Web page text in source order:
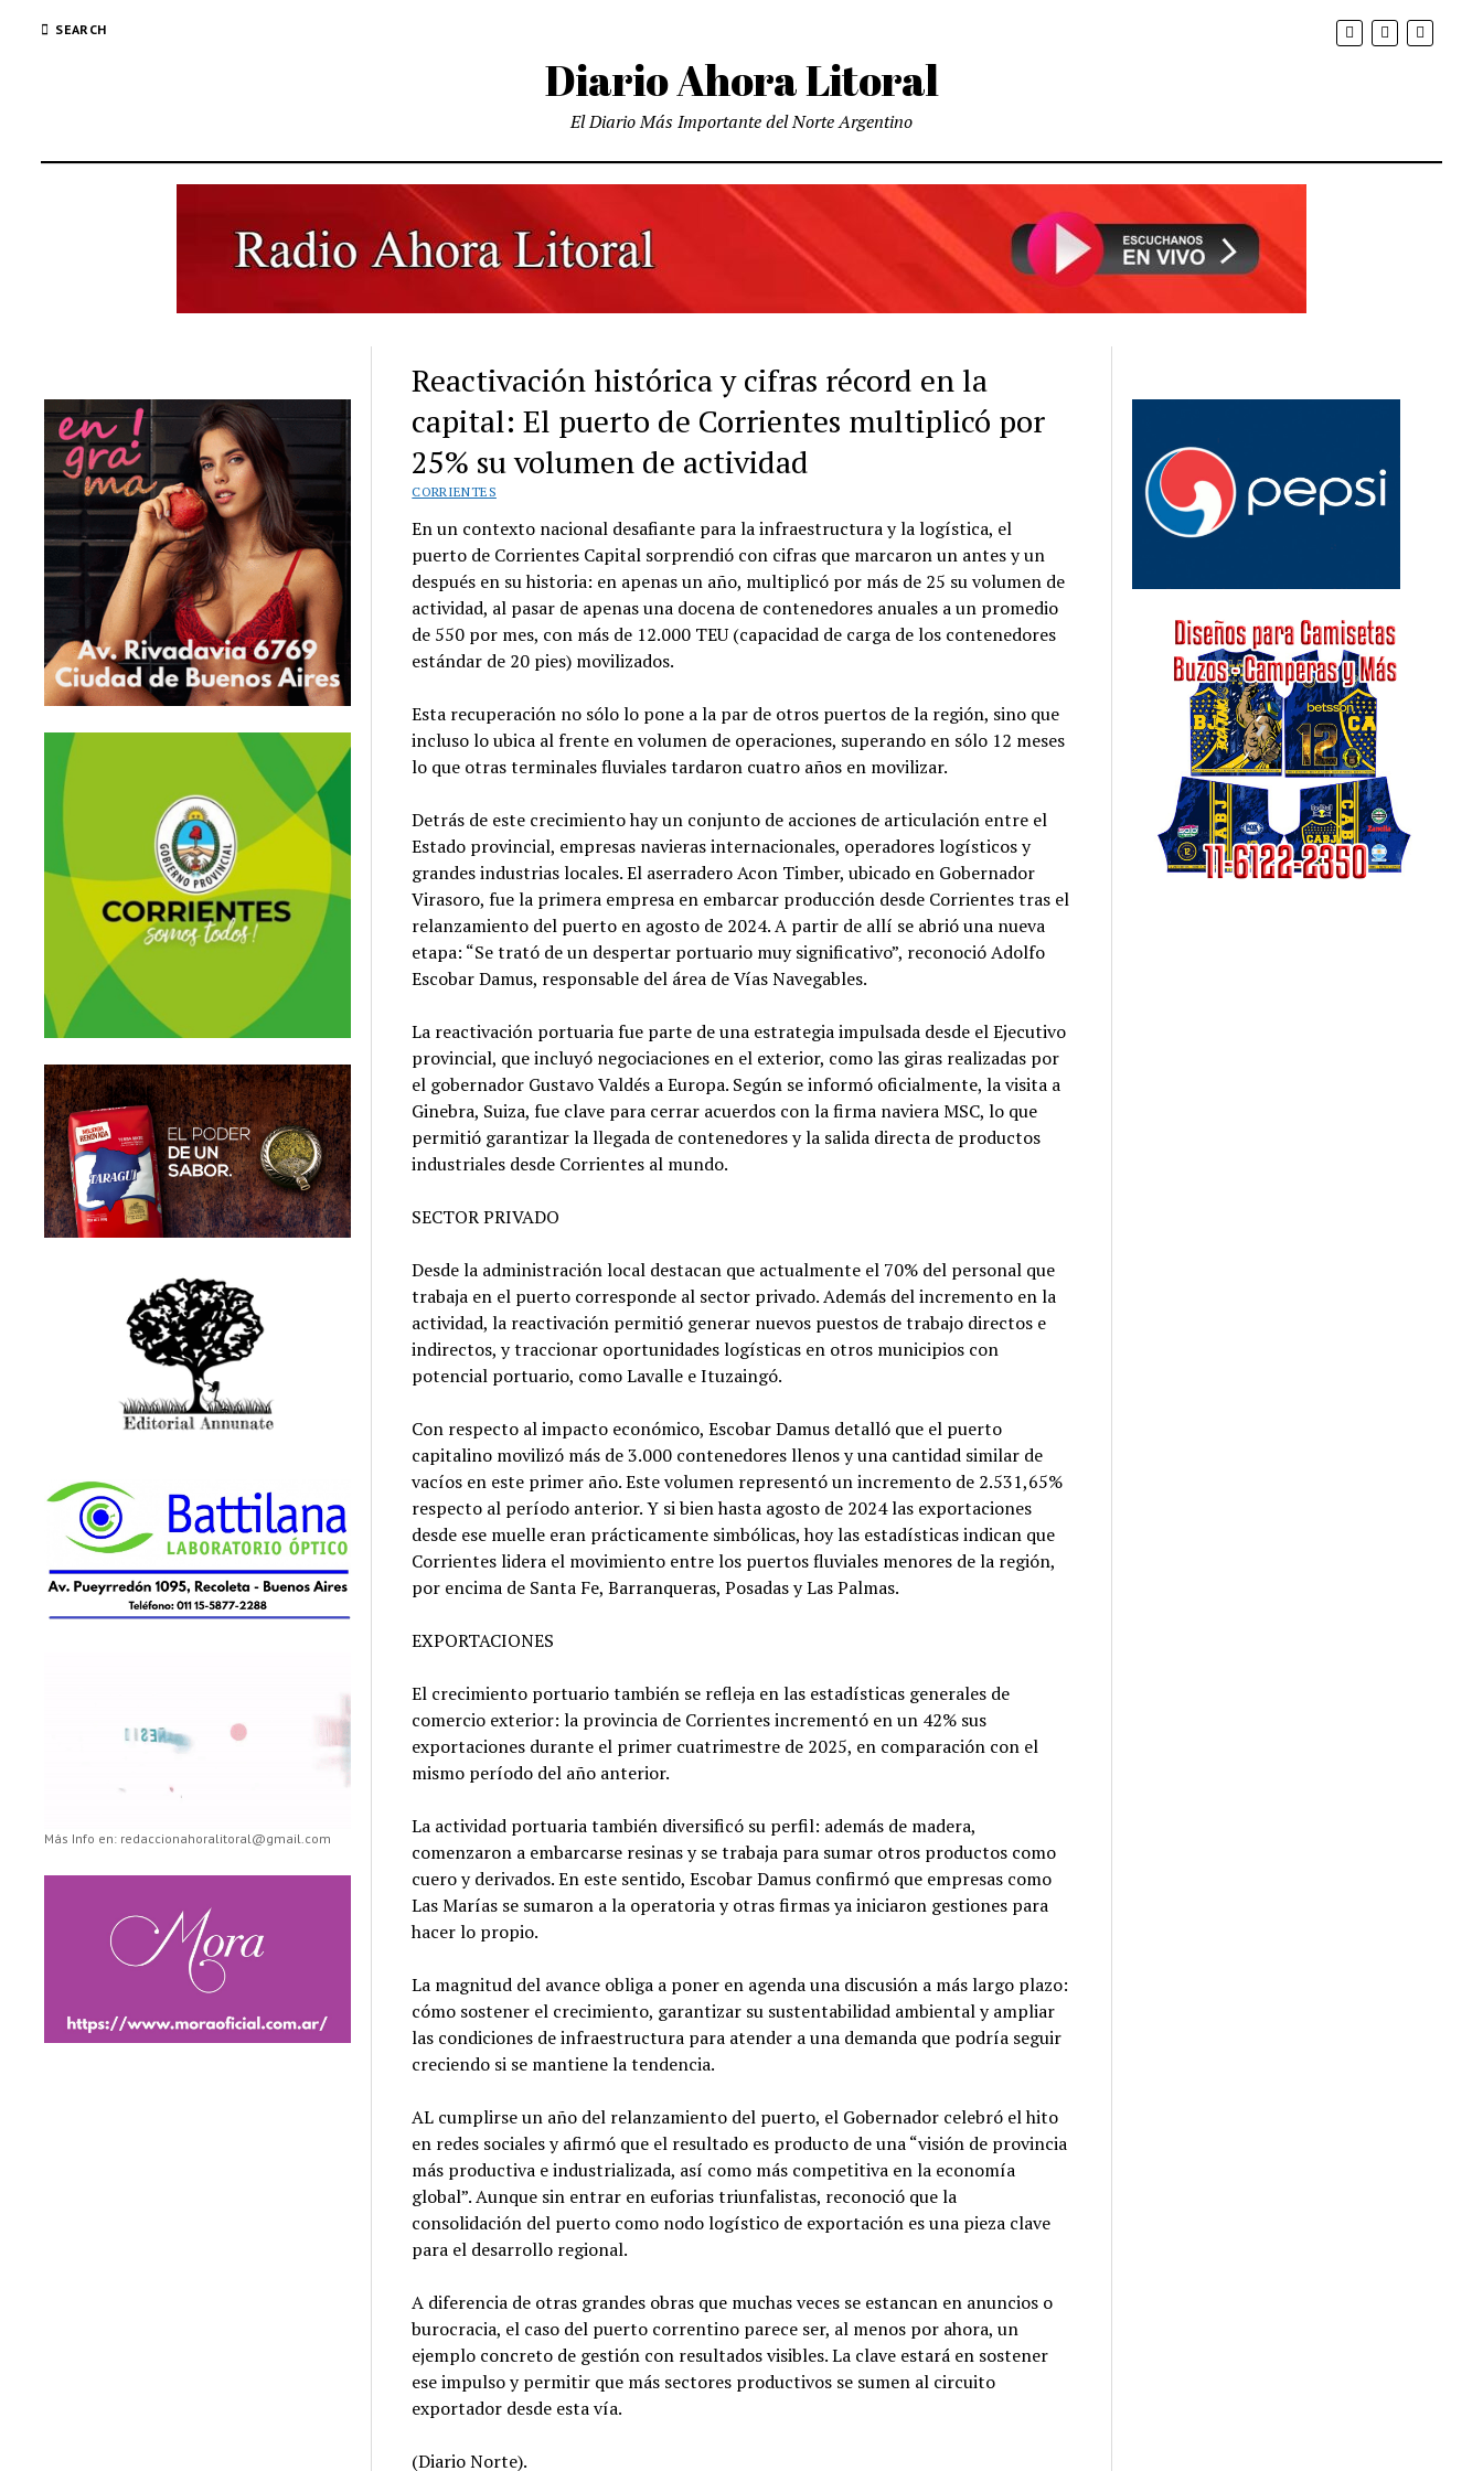
SEARCH
Diario Ahora Litoral
El Diario Más Importante del Norte Argentino
Más Info en: redaccionahoralitoral@gmail.com
Reactivación histórica y cifras récord en la
capital: El puerto de Corrientes multiplicó por
25% su volumen de actividad
CORRIENTES
En un contexto nacional desafiante para la infraestructura y la logística, el
puerto de Corrientes Capital sorprendió con cifras que marcaron un antes y un
después en su historia: en apenas un año, multiplicó por más de 25 su volumen de
actividad, al pasar de apenas una docena de contenedores anuales a un promedio
de 550 por mes, con más de 12.000 TEU (capacidad de carga de los contenedores
estándar de 20 pies) movilizados.
Esta recuperación no sólo lo pone a la par de otros puertos de la región, sino que
incluso lo ubica al frente en volumen de operaciones, superando en sólo 12 meses
lo que otras terminales fluviales tardaron cuatro años en movilizar.
Detrás de este crecimiento hay un conjunto de acciones de articulación entre el
Estado provincial, empresas navieras internacionales, operadores logísticos y
grandes industrias locales. El aserradero Acon Timber, ubicado en Gobernador
Virasoro, fue la primera empresa en embarcar producción desde Corrientes tras el
relanzamiento del puerto en agosto de 2024. A partir de allí se abrió una nueva
etapa: “Se trató de un despertar portuario muy significativo”, reconoció Adolfo
Escobar Damus, responsable del área de Vías Navegables.
La reactivación portuaria fue parte de una estrategia impulsada desde el Ejecutivo
provincial, que incluyó negociaciones en el exterior, como las giras realizadas por
el gobernador Gustavo Valdés a Europa. Según se informó oficialmente, la visita a
Ginebra, Suiza, fue clave para cerrar acuerdos con la firma naviera MSC, lo que
permitió garantizar la llegada de contenedores y la salida directa de productos
industriales desde Corrientes al mundo.
SECTOR PRIVADO
Desde la administración local destacan que actualmente el 70% del personal que
trabaja en el puerto corresponde al sector privado. Además del incremento en la
actividad, la reactivación permitió generar nuevos puestos de trabajo directos e
indirectos, y traccionar oportunidades logísticas en otros municipios con
potencial portuario, como Lavalle e Ituzaingó.
Con respecto al impacto económico, Escobar Damus detalló que el puerto
capitalino movilizó más de 3.000 contenedores llenos y una cantidad similar de
vacíos en este primer año. Este volumen representó un incremento de 2.531,65%
respecto al período anterior. Y si bien hasta agosto de 2024 las exportaciones
desde ese muelle eran prácticamente simbólicas, hoy las estadísticas indican que
Corrientes lidera el movimiento entre los puertos fluviales menores de la región,
por encima de Santa Fe, Barranqueras, Posadas y Las Palmas.
EXPORTACIONES
El crecimiento portuario también se refleja en las estadísticas generales de
comercio exterior: la provincia de Corrientes incrementó en un 42% sus
exportaciones durante el primer cuatrimestre de 2025, en comparación con el
mismo período del año anterior.
La actividad portuaria también diversificó su perfil: además de madera,
comenzaron a embarcarse resinas y se trabaja para sumar otros productos como
cuero y derivados. En este sentido, Escobar Damus confirmó que empresas como
Las Marías se sumaron a la operatoria y otras firmas ya iniciaron gestiones para
hacer lo propio.
La magnitud del avance obliga a poner en agenda una discusión a más largo plazo:
cómo sostener el crecimiento, garantizar su sustentabilidad ambiental y ampliar
las condiciones de infraestructura para atender a una demanda que podría seguir
creciendo si se mantiene la tendencia.
AL cumplirse un año del relanzamiento del puerto, el Gobernador celebró el hito
en redes sociales y afirmó que el resultado es producto de una “visión de provincia
más productiva e industrializada, así como más competitiva en la economía
global”. Aunque sin entrar en euforias triunfalistas, reconoció que la
consolidación del puerto como nodo logístico de exportación es una pieza clave
para el desarrollo regional.
A diferencia de otras grandes obras que muchas veces se estancan en anuncios o
burocracia, el caso del puerto correntino parece ser, al menos por ahora, un
ejemplo concreto de gestión con resultados visibles. La clave estará en sostener
ese impulso y permitir que más sectores productivos se sumen al circuito
exportador desde esta vía.
(Diario Norte).